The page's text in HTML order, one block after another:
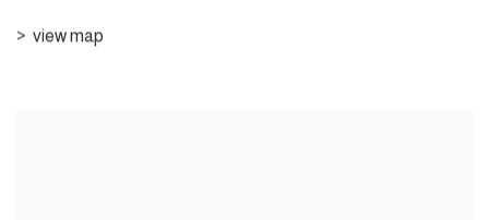
> view map